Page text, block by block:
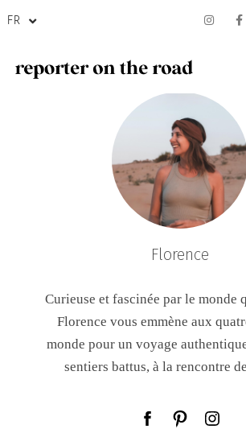
FR
Florence
Curieuse et fascinée par le monde
Florence vous emmène aux
monde pour un voyage
sentiers battus, à la rencontre